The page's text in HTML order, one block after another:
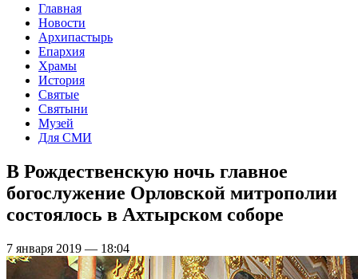
Главная
Новости
Архипастырь
Епархия
Храмы
История
Святые
Святыни
Музей
Для СМИ
В Рождественскую ночь главное
богослужение Орловской митрополии
состоялось в Ахтырском соборе
7 января 2019 — 18:04